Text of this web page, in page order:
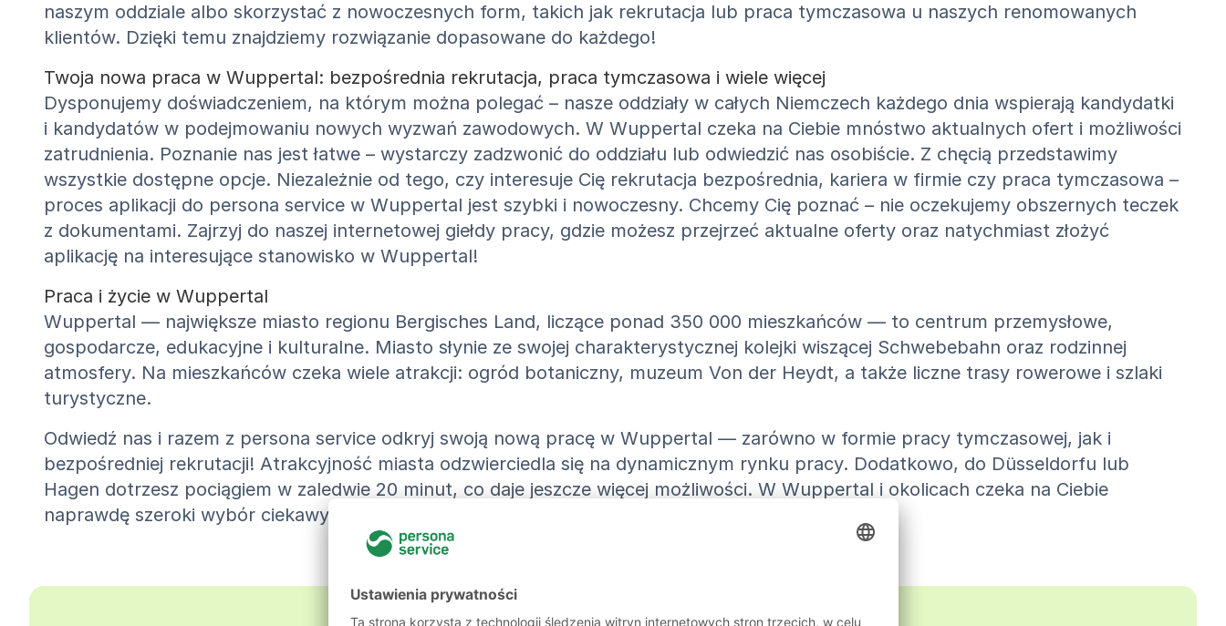
naszym oddziale albo skorzystać z nowoczesnych form, takich jak rekrutacja lub praca tymczasowa u naszych renomowanych
klientów. Dzięki temu znajdziemy rozwiązanie dopasowane do każdego!
Twoja nowa praca w Wuppertal: bezpośrednia rekrutacja, praca tymczasowa i wiele więcej
Dysponujemy doświadczeniem, na którym można polegać – nasze oddziały w całych Niemczech każdego dnia wspierają kandydatki
i kandydatów w podejmowaniu nowych wyzwań zawodowych. W Wuppertal czeka na Ciebie mnóstwo aktualnych ofert i możliwości
zatrudnienia. Poznanie nas jest łatwe – wystarczy zadzwonić do oddziału lub odwiedzić nas osobiście. Z chęcią przedstawimy
wszystkie dostępne opcje. Niezależnie od tego, czy interesuje Cię rekrutacja bezpośrednia, kariera w firmie czy praca tymczasowa –
proces aplikacji do persona service w Wuppertal jest szybki i nowoczesny. Chcemy Cię poznać – nie oczekujemy obszernych teczek
z dokumentami. Zajrzyj do naszej internetowej giełdy pracy, gdzie możesz przejrzeć aktualne oferty oraz natychmiast złożyć
aplikację na interesujące stanowisko w Wuppertal!
Praca i życie w Wuppertal
Wuppertal — największe miasto regionu Bergisches Land, liczące ponad 350 000 mieszkańców — to centrum przemysłowe,
gospodarcze, edukacyjne i kulturalne. Miasto słynie ze swojej charakterystycznej kolejki wiszącej Schwebebahn oraz rodzinnej
atmosfery. Na mieszkańców czeka wiele atrakcji: ogród botaniczny, muzeum Von der Heydt, a także liczne trasy rowerowe i szlaki
turystyczne.
Odwiedź nas i razem z persona service odkryj swoją nową pracę w Wuppertal — zarówno w formie pracy tymczasowej, jak i
bezpośredniej rekrutacji! Atrakcyjność miasta odzwierciedla się na dynamicznym rynku pracy. Dodatkowo, do Düsseldorfu lub
Hagen dotrzesz pociągiem w zaledwie 20 minut, co daje jeszcze więcej możliwości. W Wuppertal i okolicach czeka na Ciebie
naprawdę szeroki wybór ciekawych ofert zatrudnienia!